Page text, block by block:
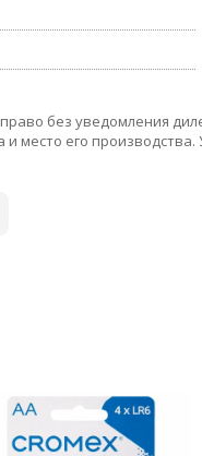
без уведомления
место его